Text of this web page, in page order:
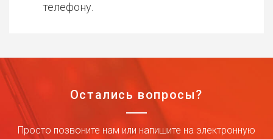
телефону.
Остались вопросы?
Просто позвоните нам или напишите на электронную